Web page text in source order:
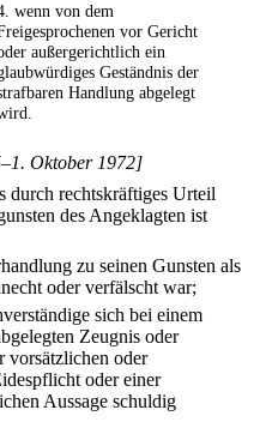
wenn von dem
vor Gericht
außergerichtlich ein
Geständnis der
Handlung abgelegt
Oktober 1972]
durch rechtskräftiges Urteil
des Angeklagten ist
zu seinen Gunsten als
oder verfälscht war;
sich bei einem
Zeugnis oder
vorsätzlichen oder
oder einer
Aussage schuldig